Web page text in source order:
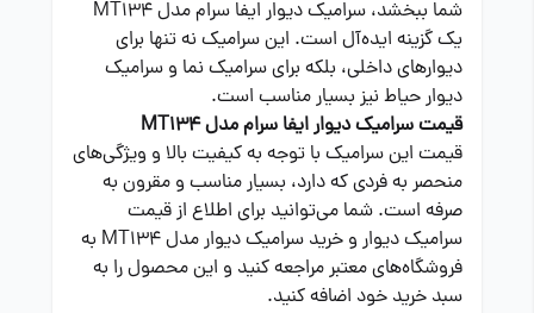
شما ببخشد، سرامیک دیوار ایفا سرام مدل MT134
یک گزینه ایده‌آل است. این سرامیک نه تنها برای
دیوارهای داخلی، بلکه برای سرامیک نما و سرامیک
دیوار حیاط نیز بسیار مناسب است.
قیمت سرامیک دیوار ایفا سرام مدل MT134
قیمت این سرامیک با توجه به کیفیت بالا و ویژگی‌های
منحصر به فردی که دارد، بسیار مناسب و مقرون به
صرفه است. شما می‌توانید برای اطلاع از قیمت
سرامیک دیوار و خرید سرامیک دیوار مدل MT134 به
فروشگاه‌های معتبر مراجعه کنید و این محصول را به
سبد خرید خود اضافه کنید.